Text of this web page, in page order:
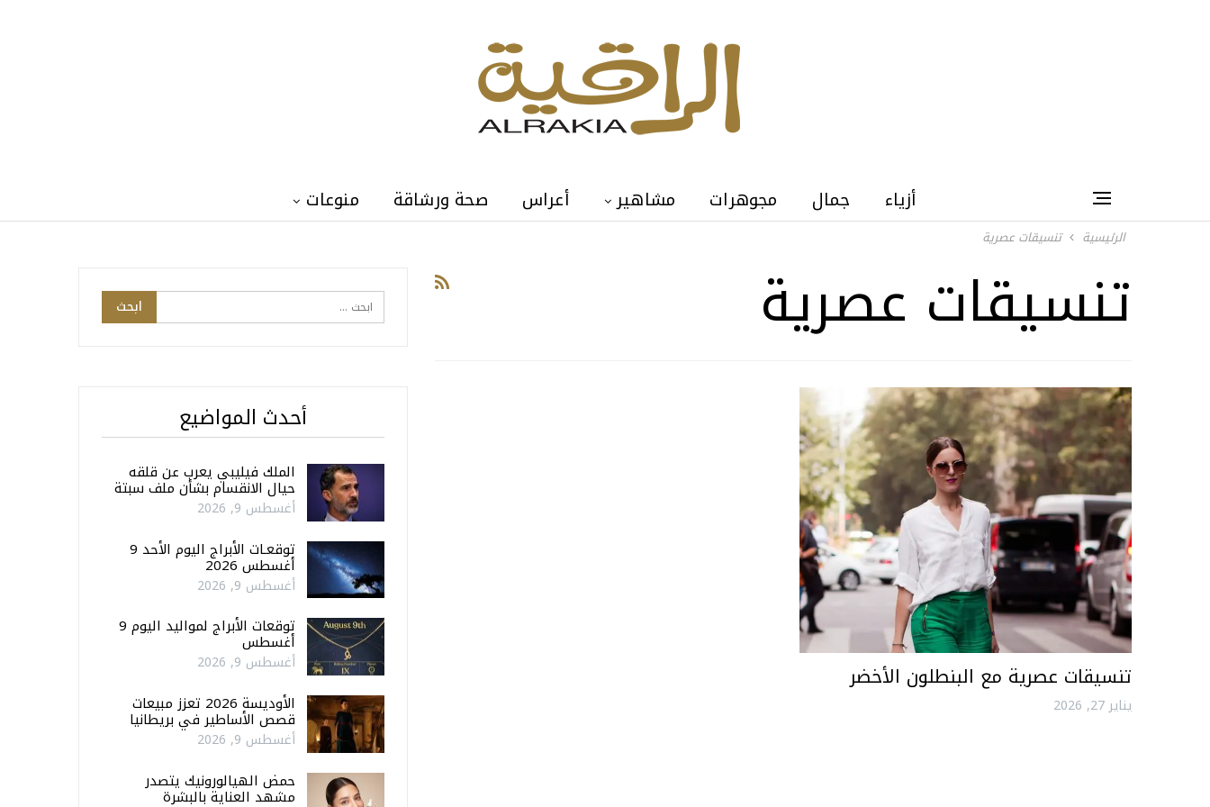
أزياء جمال مجوهرات مشاهير أعراس صحة ورشاقة منوعات
الرئيسية تنسيقات عصرية
تنسيقات عصرية
تنسيقات عصرية مع البنطلون الأخضر
يناير 27, 2026
أحدث المواضيع
الملك فيليبي يعرب عن قلقه
حيال الانقسام بشأن ملف سبتة
أغسطس 9, 2026
توقعـات الأبراج اليوم الأحد 9
أغسطس 2026
أغسطس 9, 2026
توقعات الأبراج لمواليد اليوم 9
أغسطس
أغسطس 9, 2026
الأوديسة 2026 تعزز مبيعات
قصص الأساطير في بريطانيا
أغسطس 9, 2026
حمض الهيالورونيك يتصدر
مشهد العناية بالبشرة